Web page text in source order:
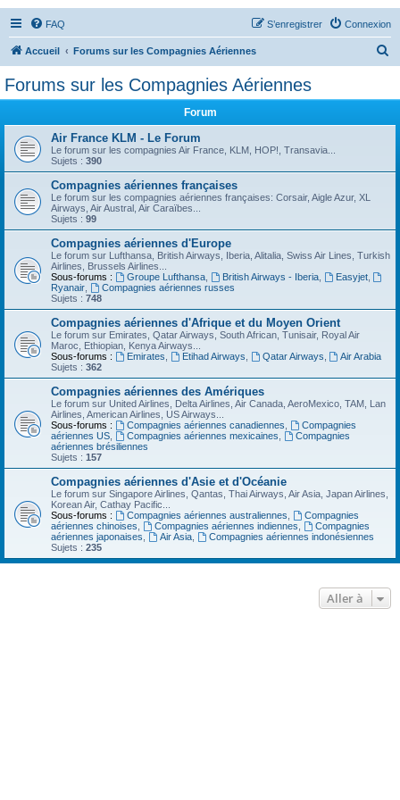
FAQ Connexion
S’enregistrer
Accueil Forums sur les Compagnies Aériennes
Forums sur les Compagnies Aériennes
Forum
Air France KLM - Le Forum
Le forum sur les compagnies Air France, KLM, HOP!, Transavia...
Sujets : 390
Compagnies aériennes françaises
Le forum sur les compagnies aériennes françaises: Corsair, Aigle Azur, XL
Airways, Air Austral, Air Caraïbes...
Sujets : 99
Compagnies aériennes d'Europe
Le forum sur Lufthansa, British Airways, Iberia, Alitalia, Swiss Air Lines, Turkish
Airlines, Brussels Airlines...
Sous-forums :
Groupe Lufthansa, British Airways - Iberia, Easyjet,
Ryanair
Compagnies aériennes russes
Sujets : 748
Compagnies aériennes d'Afrique et du Moyen Orient
Le forum sur Emirates, Qatar Airways, South African, Tunisair, Royal Air
Maroc, Ethiopian, Kenya Airways...
Sous-forums :
Emirates Etihad Airways Qatar Airways
Air Arabia
Sujets : 362
Compagnies aériennes des Amériques
Le forum sur United Airlines, Delta Airlines, Air Canada, AeroMexico, TAM, Lan
Airlines, American Airlines, US Airways...
Sous-forums :
Compagnies aériennes canadiennes
Compagnies
aériennes US
Compagnies aériennes mexicaines
Compagnies
aériennes brésiliennes
Sujets : 157
Compagnies aériennes d'Asie et d'Océanie
Le forum sur Singapore Airlines, Qantas, Thai Airways, Air Asia, Japan Airlines,
Korean Air, Cathay Pacific...
Sous-forums :
Compagnies aériennes australiennes
Compagnies
aériennes chinoises
Compagnies aériennes indiennes
Compagnies
aériennes japonaises
Air Asia,
Compagnies aériennes indonésiennes
Sujets : 235
Aller à